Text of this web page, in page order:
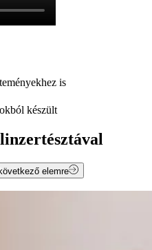
is
készült
elemre